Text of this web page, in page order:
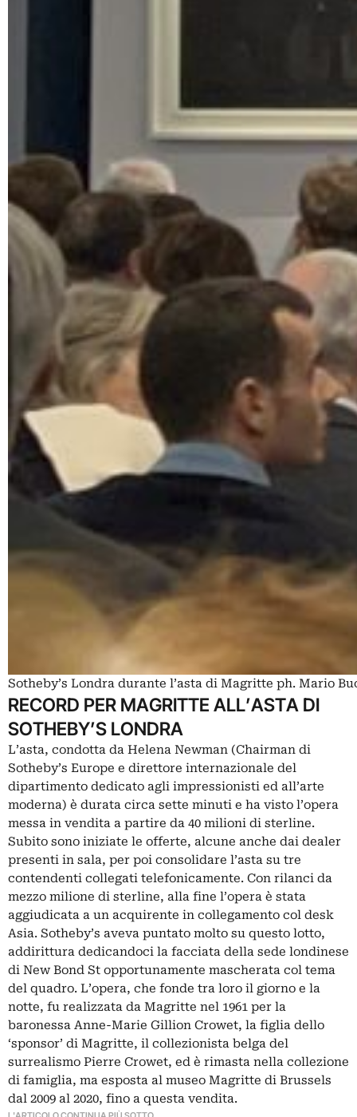
Sotheby’s Londra durante l’asta di Magritte ph. Mario
RECORD PER MAGRITTE ALL’ASTA DI
SOTHEBY’S LONDRA
L’asta, condotta da Helena Newman (Chairman di
Sotheby’s Europe e direttore internazionale del
dipartimento dedicato agli impressionisti ed all’arte
moderna) è durata circa sette minuti e ha visto l’opera
messa in vendita a partire da 40 milioni di sterline.
Subito sono iniziate le offerte, alcune anche dai dealer
presenti in sala, per poi consolidare l’asta su tre
contendenti collegati telefonicamente. Con rilanci da
mezzo milione di sterline, alla fine l’opera è stata
aggiudicata a un acquirente in collegamento col desk
Asia. Sotheby’s aveva puntato molto su questo lotto,
addirittura dedicandoci la facciata della sede londinese
di New Bond St opportunamente mascherata col tema
del quadro. L’opera, che fonde tra loro il giorno e la
notte, fu realizzata da Magritte nel 1961 per la
baronessa Anne-Marie Gillion Crowet, la figlia dello
‘sponsor’ di Magritte, il collezionista belga del
surrealismo Pierre Crowet, ed è rimasta nella collezione
di famiglia, ma esposta al museo Magritte di Brussels
dal 2009 al 2020, fino a questa vendita.